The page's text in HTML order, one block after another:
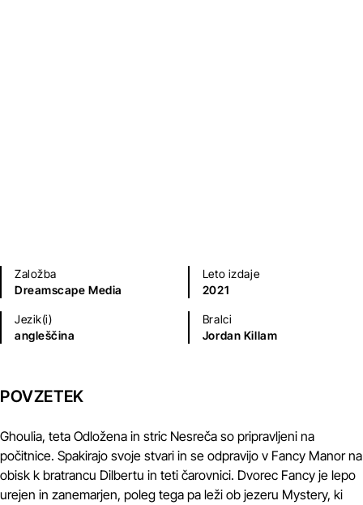
Založba
Dreamscape Media
Leto izdaje
2021
Jezik(i)
angleščina
Bralci
Jordan Killam
POVZETEK
Ghoulia, teta Odložena in stric Nesreča so pripravljeni na
počitnice. Spakirajo svoje stvari in se odpravijo v Fancy Manor na
obisk k bratrancu Dilbertu in teti čarovnici. Dvorec Fancy je lepo
urejen in zanemarjen, poleg tega pa leži ob jezeru Mystery, ki